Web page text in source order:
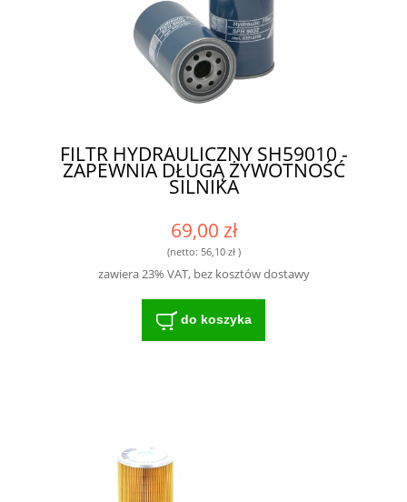
FILTR HYDRAULICZNY SH59010 -
ZAPEWNIA DŁUGĄ ŻYWOTNOŚĆ
SILNIKA
69,00 zł
(netto: 56,10 zł)
zawiera 23% VAT, bez kosztów dostawy
do koszyka